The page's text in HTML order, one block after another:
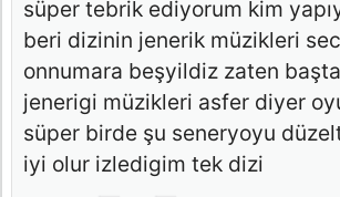
süper tebrik ediyorum kim
beri dizinin jenerik müzikleri
onnumara beşyildiz zaten
jenerigi müzikleri asfer diyer
süper birde şu seneryoyu
iyi olur izledigim tek dizi